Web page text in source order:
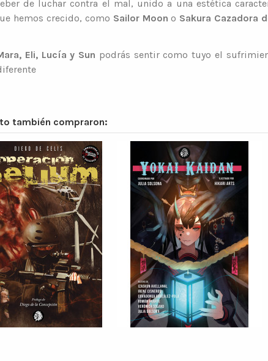
de luchar contra el mal, unido a una estética
hemos crecido, como Sailor Moon o Sakura Cazadora
Eli, Lucía y Sun podrás sentir como tuyo el
también compraron: